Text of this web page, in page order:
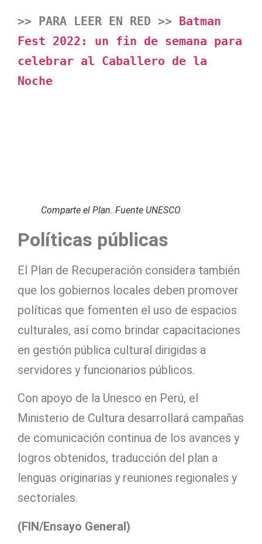
>> PARA LEER EN RED >> Batman
Fest 2022: un fin de semana para
celebrar al Caballero de la
Noche
Comparte el Plan. Fuente UNESCO
Políticas públicas
El Plan de Recuperación considera también
que los gobiernos locales deben promover
políticas que fomenten el uso de espacios
culturales, así como brindar capacitaciones
en gestión pública cultural dirigidas a
servidores y funcionarios públicos.
Con apoyo de la Unesco en Perú, el
Ministerio de Cultura desarrollará campañas
de comunicación continua de los avances y
logros obtenidos, traducción del plan a
lenguas originarias y reuniones regionales y
sectoriales.
(FIN/Ensayo General)